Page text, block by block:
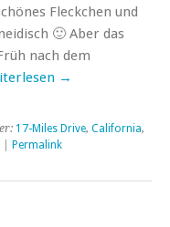
Fleckchen und
🙂 Aber das
nach dem
→
17-Miles Drive, California,
Permalink